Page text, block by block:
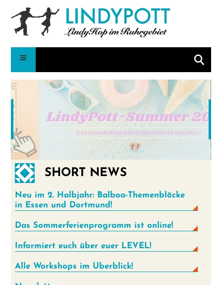
Suche
••••••••
SHORT NEWS
Neu im 2. Halbjahr: Balboa-Themenblöcke
in Essen und Dortmund!
Das Sommer­ferien­programm ist online!
Informiert euch über euer LEVEL!
Alle Workshops im Überblick!